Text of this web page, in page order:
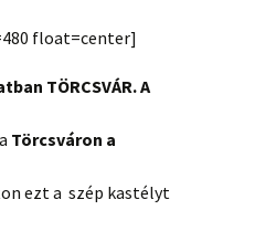
float=center]
TÖRCSVÁR. A
Törcsváron a
ezt a szép kastélyt